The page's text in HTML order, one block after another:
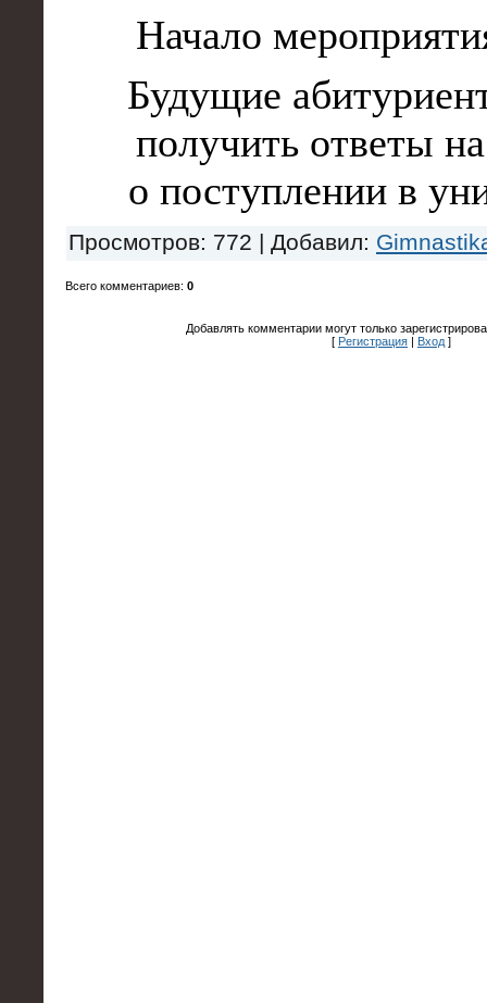
Начало
Будущие
получить ответы
о поступлении в
Просмотров: 772 | Добавил:
Всего комментариев: 0
Добавлять комментарии могут только
[ Регистрация | Вход ]